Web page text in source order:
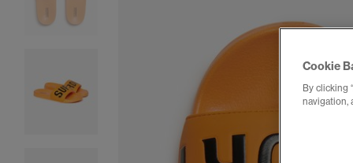
Cookie
By clicking
navigation,